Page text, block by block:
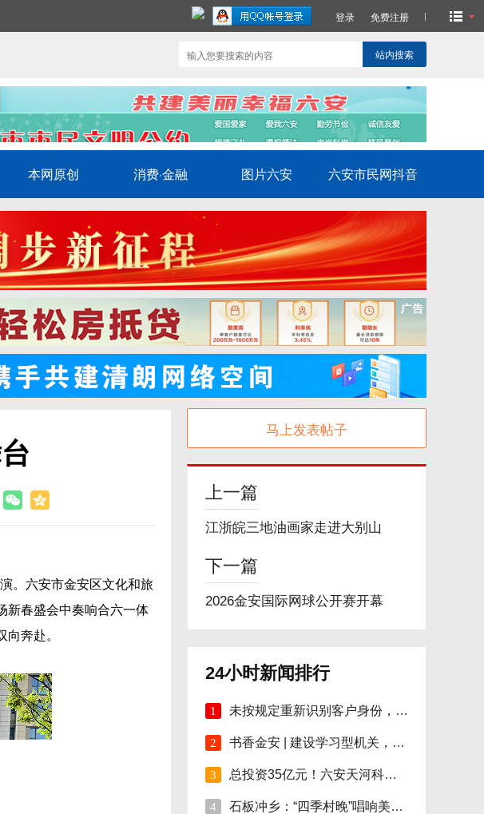
登录 免费注册
站内搜索
本网原创 消费·金融 图片六安 六安市民网抖音
。六安市金安区文化和旅
新春盛会中奏响合六一体
奔赴。
马上发表帖子
上一篇
江浙皖三地油画家走进大别山
下一篇
2026金安国际网球公开赛开幕
24小时新闻排行
1 未按规定重新识别客户身份，安徽明光农商行
2 书香金安 | 建设学习型机关，孙岗这样做！
3 总投资35亿元！六安天河科技学院项目开工！
4 石板冲乡：“四季村晚”唱响美好新生活